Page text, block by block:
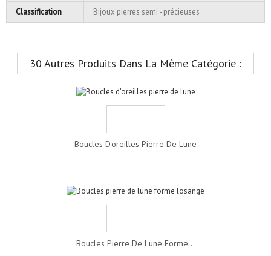
Classification Bijoux pierres semi - précieuses
30 Autres Produits Dans La Même Catégorie :
Boucles D'oreilles Pierre De Lune
Boucles Pierre De Lune Forme...